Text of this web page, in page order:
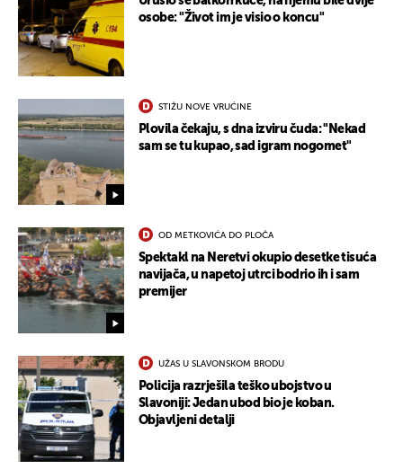
osobe: "Život im je visio o koncu"
STIŽU NOVE VRUĆINE
Plovila čekaju, s dna izviru čuda: "Nekad
sam se tu kupao, sad igram nogomet"
OD METKOVIĆA DO PLOČA
Spektakl na Neretvi okupio desetke tisuća
navijača, u napetoj utrci bodrio ih i sam
premijer
UŽAS U SLAVONSKOM BRODU
Policija razrješila teško ubojstvo u
Slavoniji: Jedan ubod bio je koban.
Objavljeni detalji